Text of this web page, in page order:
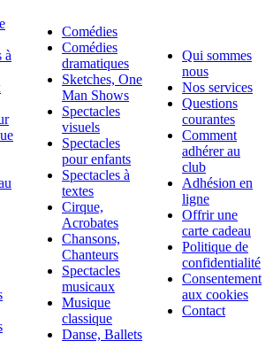
à
Comédies
Comédies
dramatiques
Sketches, One
Man Shows
Spectacles
visuels
Spectacles
pour enfants
Spectacles à
textes
Cirque,
Acrobates
Chansons,
Chanteurs
Spectacles
musicaux
Musique
classique
Danse, Ballets
Qui sommes
nous
Nos services
Questions
courantes
Comment
adhérer au
club
Adhésion en
ligne
Offrir une
carte cadeau
Politique de
confidentialité
Consentement
aux cookies
Contact